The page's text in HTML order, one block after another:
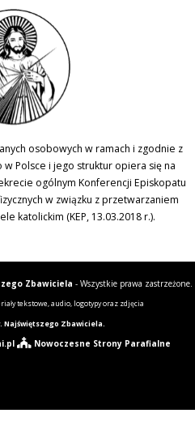
osobowych w ramach i zgodnie z
w Polsce i jego struktur opiera się na
ogólnym Konferencji Episkopatu
w związku z przetwarzaniem
katolickim (KEP, 13.03.2018 r.).
Zbawiciela - Wszystkie prawa zastrzeżone.
tekstowe, audio, logotypy oraz zdjęcia
Najświętszego Zbawiciela.
Nowoczesne Strony Parafialne